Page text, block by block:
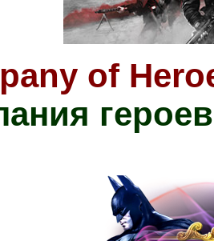
of